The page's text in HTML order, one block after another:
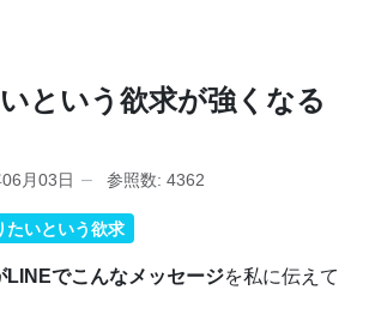
という欲求が強くなる
月03日 参照数: 4362
たいという欲求
LINEでこんなメッセージを私に伝えて